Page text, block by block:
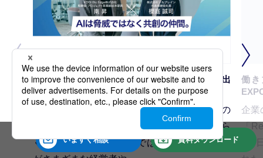
いますぐ相談 資料ダウンロード
AI導入を事業成長へ。人と組織の可能性を引き出
す活用の本質
価値観が多様化する時代、「はたらく未来」の
形も決して一つではありません。連載「はたら
く未来をどう変える?」では、KDDI Biz Edge
働
企業
「
月5